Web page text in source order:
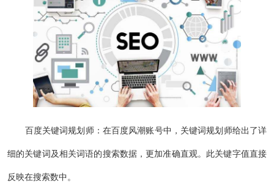
百度关键词规划师：在百度风潮账号中，关键词规划师给出了详
细的关键词及相关词语的搜索数据，更加准确直观。此关键字值直接
反映在搜索数中。